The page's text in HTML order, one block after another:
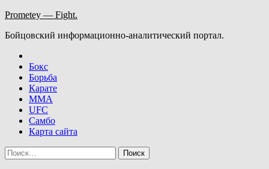
Skip
content
Prometey — Fight.
Бойцовский информационно-аналитический портал.
Бокс
Борьба
Карате
ММА
UFC
Самбо
Карта сайта
Найти: